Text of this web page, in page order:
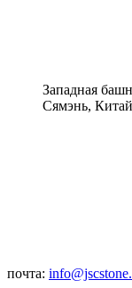
Западная
Сямэнь,
почта: